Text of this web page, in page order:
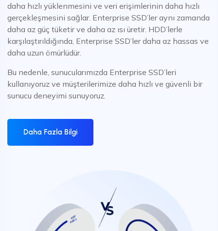
daha hızlı yüklenmesini ve veri erişimlerinin daha hızlı
gerçekleşmesini sağlar. Enterprise SSD’ler aynı zamanda
daha az güç tüketir ve daha az ısı üretir. HDD’lerle
karşılaştırıldığında, Enterprise SSD’ler daha az hassas ve
daha uzun ömürlüdür.
Bu nedenle, sunucularımızda Enterprise SSD’leri
kullanıyoruz ve müşterilerimize daha hızlı ve güvenli bir
sunucu deneyimi sunuyoruz.
Daha Fazla Bilgi